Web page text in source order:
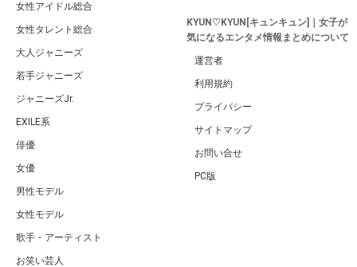
女性アイドル総合
女性タレント総合
大人ジャニーズ
若手ジャニーズ
ジャニーズJr.
EXILE系
俳優
女優
男性モデル
女性モデル
歌手・アーティスト
お笑い芸人
KYUN♡KYUN[キュンキュン]｜女子が
気になるエンタメ情報まとめについて
運営者
利用規約
プライバシー
サイトマップ
お問い合せ
PC版